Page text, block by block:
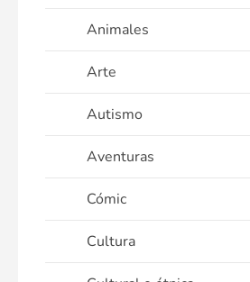
Animales
Arte
Autismo
Aventuras
Cómic
Cultura